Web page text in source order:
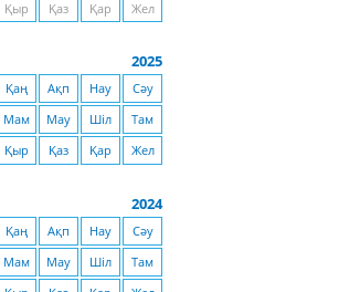
Қыр
Қаз Қар Жел
2025
Қаң Ақп Нау
Сәу
Мам
Мау Шіл
Там
Қыр
Қаз Қар Жел
2024
Қаң Ақп Нау
Сәу
Мам
Мау Шіл
Там